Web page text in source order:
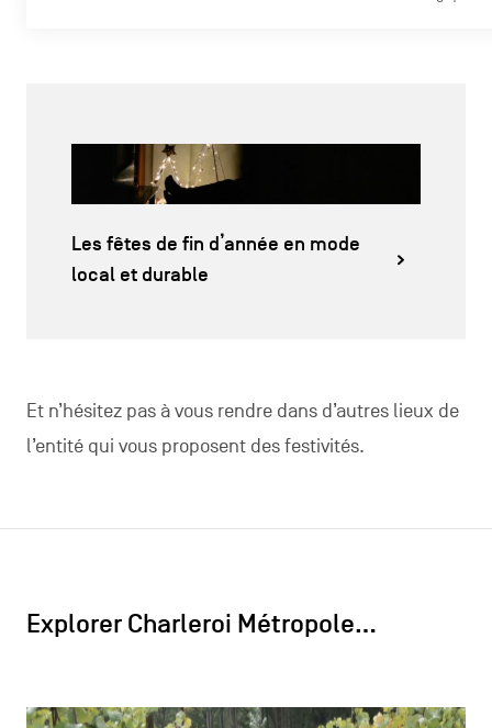
Les fêtes de fin d’année en mode
local et durable
Et n’hésitez pas à vous rendre dans d’autres lieux de
l’entité qui vous proposent des festivités.
Explorer Charleroi Métropole…